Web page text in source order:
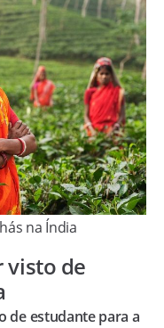
na Índia
visto de
de estudante para a